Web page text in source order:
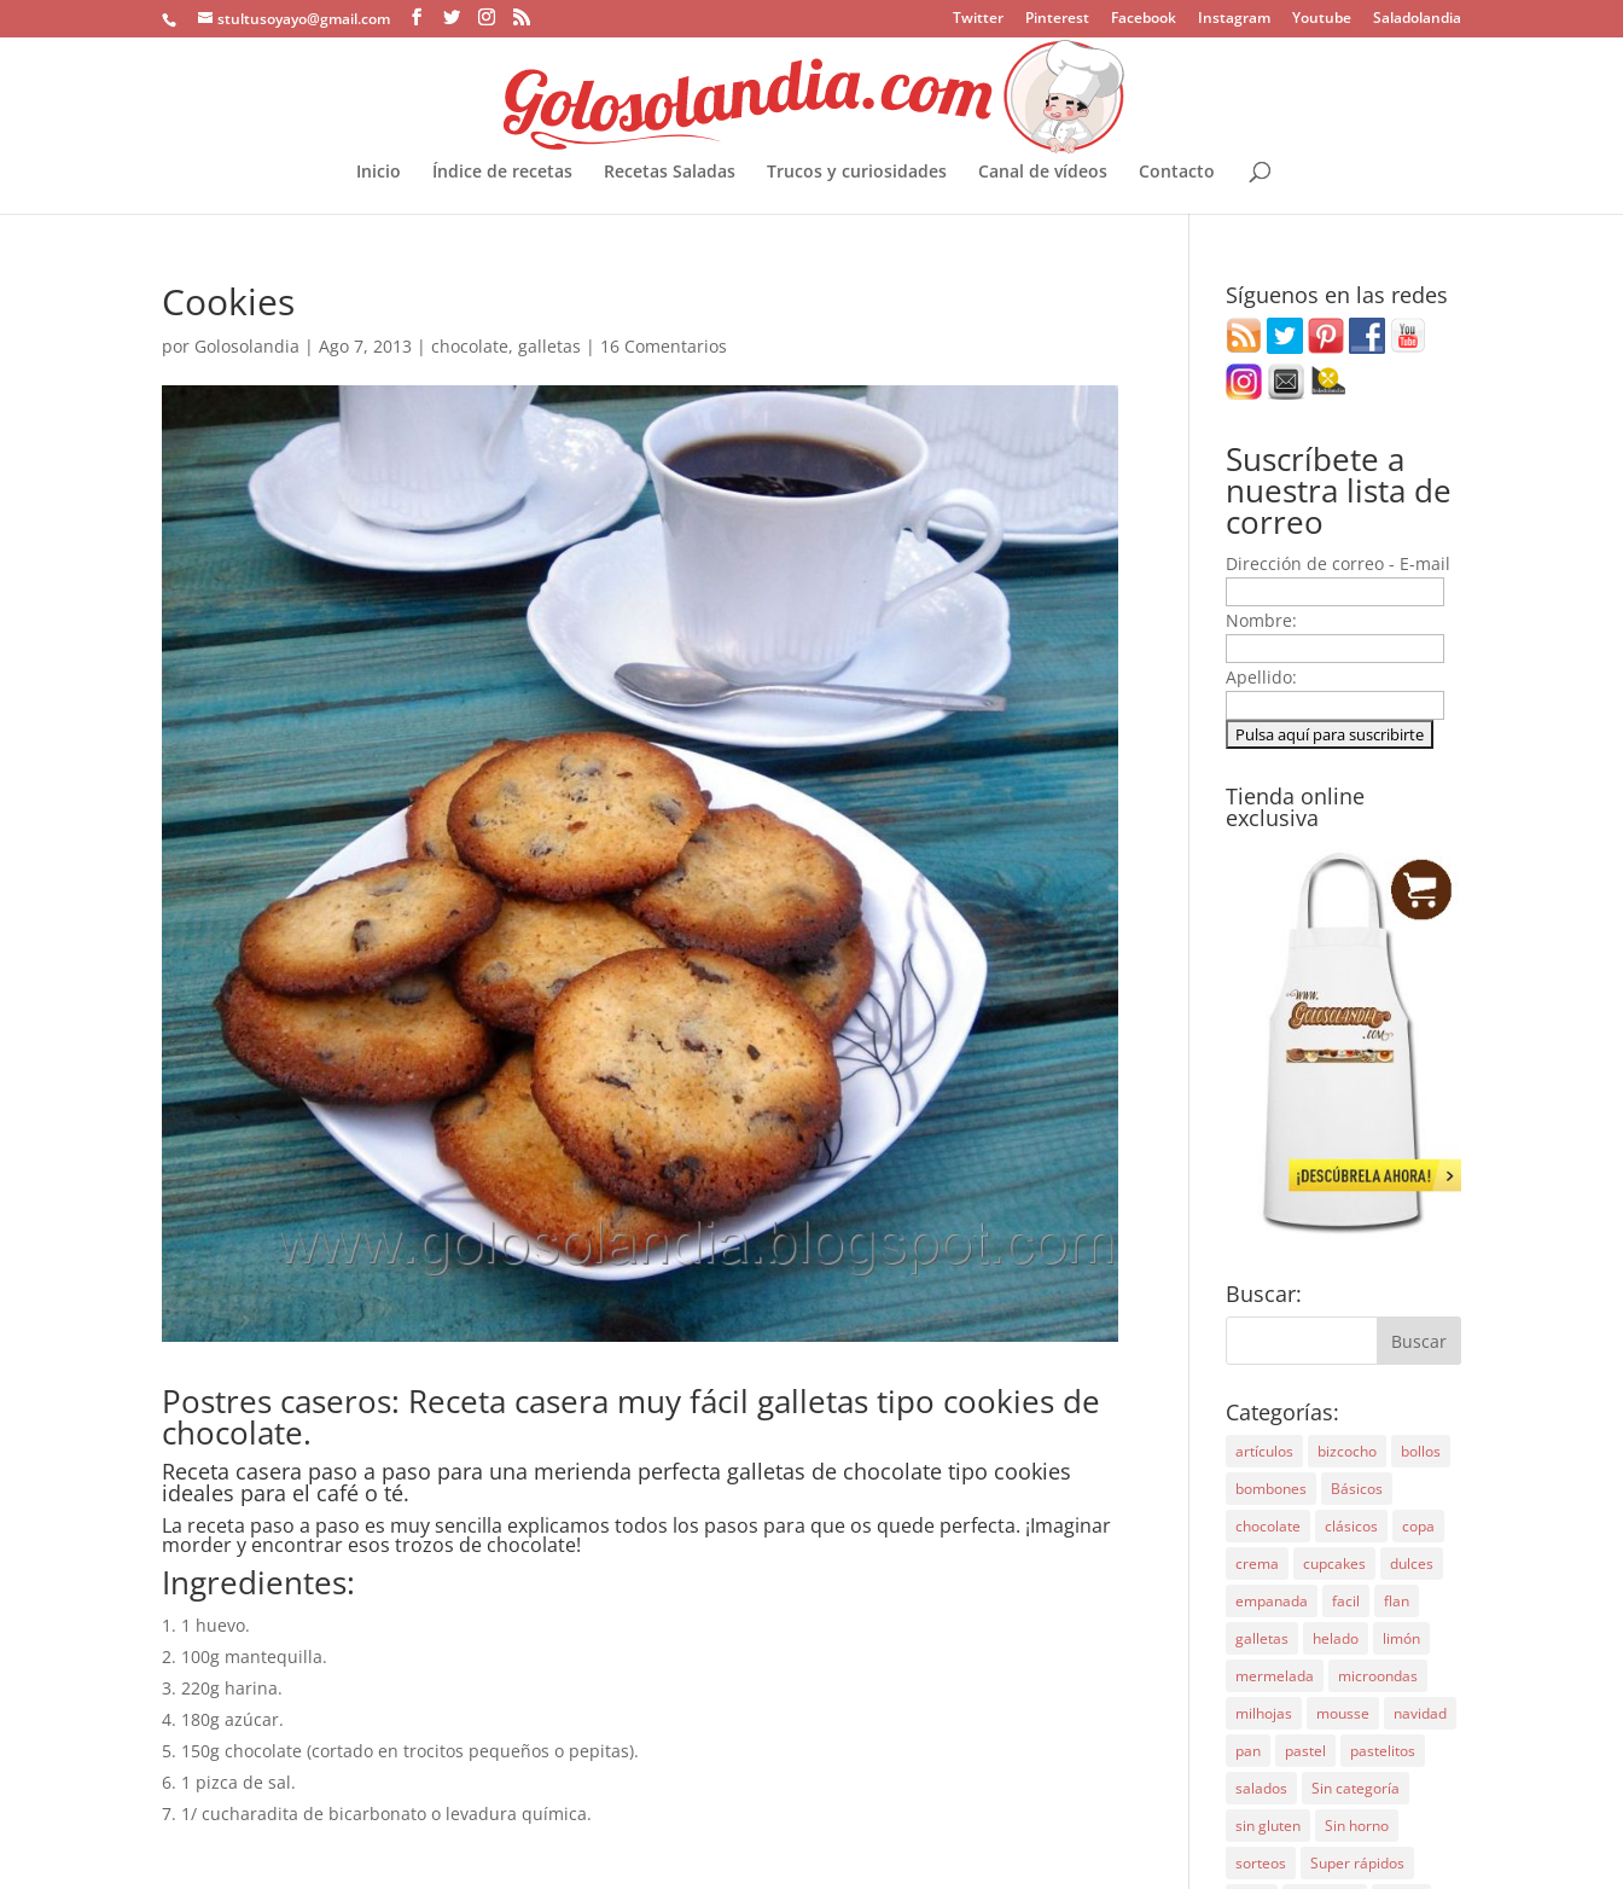
stultusoyayo@gmail.com Twitter Pinterest Facebook Instagram Youtube Saladolandia
Inicio Índice de recetas Recetas Saladas Trucos y curiosidades Canal de vídeos Contacto
Cookies
por Golosolandia |Ago 7, 2013 |chocolate,galletas | 16 Comentarios
Postres caseros: Receta casera muy fácil galletas tipo cookies de
chocolate.
Receta casera paso a paso para una merienda perfecta galletas de chocolate tipo cookies
ideales para el café o té.
La receta paso a paso es muy sencilla explicamos todos los pasos para que os quede perfecta. ¡Imaginar
morder y encontrar esos trozos de chocolate!
Ingredientes:
1 huevo.
100g mantequilla.
220g harina.
180g azúcar.
150g chocolate (cortado en trocitos pequeños o pepitas).
1 pizca de sal.
1/ cucharadita de bicarbonato o levadura química.
Síguenos en las redes
Suscríbete a
nuestra lista de
correo
Dirección de correo - E-mail
Nombre:
Apellido:
Tienda online
exclusiva
Buscar:
Categorías:
artículos bizcocho
bollos
bombones
Básicos
chocolate
clásicos
copa
crema
cupcakes
dulces
empanada
facil
flan
galletas
helado
limón
mermelada
microondas
milhojas
mousse
navidad
pan
pastel
pastelitos
salados
Sin categoría
sin gluten
Sin horno
sorteos
Super rápidos